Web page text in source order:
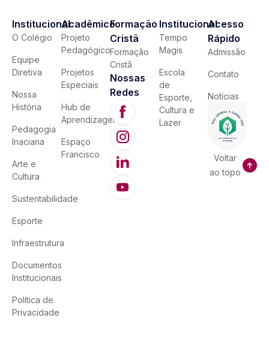
Institucional
O Colégio
Equipe
Diretiva
Nossa
História
Pedagogia
Inaciana
Arte e
Cultura
Sustentabilidade
Esporte
Infraestrutura
Documentos
Institucionais
Política de
Privacidade
Acadêmico
Projeto
Pedagógico
Projetos
Especiais
Hub de
Aprendizagem
Espaço
Francisco
Formação
Cristã
Formação
Cristã
Nossas
Redes
Institucional
Tempo
Magis
Escola
de
Esporte,
Cultura e
Lazer
Acesso
Rápido
Admissão
Contato
Notícias
Voltar
ao topo